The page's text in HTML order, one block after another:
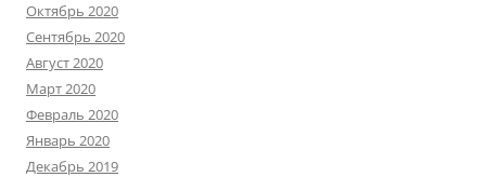
Октябрь 2020
Сентябрь 2020
Август 2020
Март 2020
Февраль 2020
Январь 2020
Декабрь 2019